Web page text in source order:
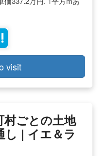
visit
村ごとの土地
し | イエ＆ラ